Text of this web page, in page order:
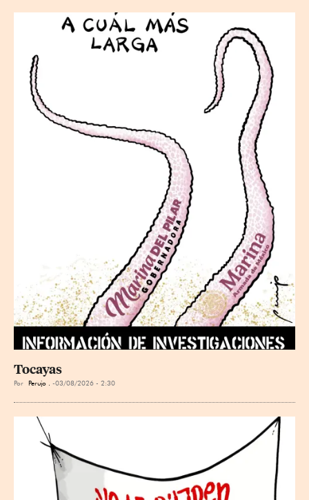
Tocayas
Por Perujo . 03/08/2026 - 2:30